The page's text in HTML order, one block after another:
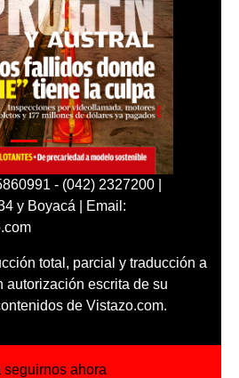
- (042) 2327200 |
y Boyacá | Email:
total, parcial y traducción a
autorización escrita de su
de Vistazo.com.
seguirnos ahora